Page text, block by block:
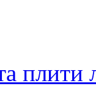
плити